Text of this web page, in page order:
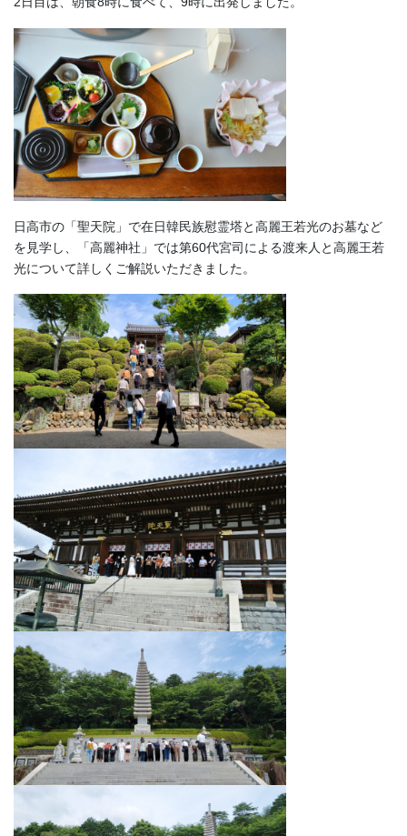
日高市の「聖天院」で在日韓民族慰霊塔と高麗王若光のお墓など
を見学し、「高麗神社」では第60代宮司による渡来人と高麗王若
光について詳しくご解説いただきました。